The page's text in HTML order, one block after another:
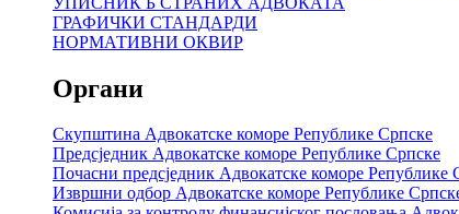
ГРАФИЧКИ СТАНДАРДИ
НОРМАТИВНИ ОКВИР
Органи
Скупштина Адвокатске коморе Републике Српске
Предсједник Адвокатске коморе Републике Српске
Почасни предсједник Адвокатске коморе Републике
Извршни одбор Адвокатске коморе Републике